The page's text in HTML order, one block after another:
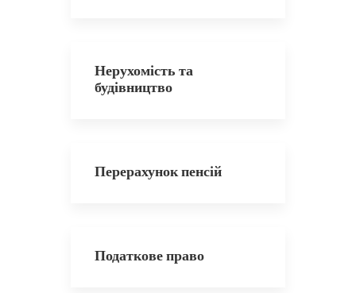
Нерухомість та
будівництво
Перерахунок пенсій
Податкове право